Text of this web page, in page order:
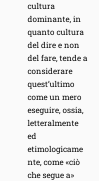
cultura
dominante, in
quanto cultura
del dire e non
del fare, tende a
considerare
quest’ultimo
come un mero
eseguire, ossia,
letteralmente
ed
etimologicame
nte, come «ciò
che segue a»